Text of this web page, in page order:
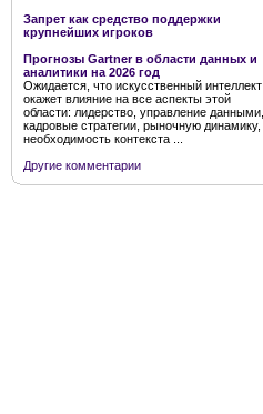
Запрет как средство поддержки
крупнейших игроков
Прогнозы Gartner в области данных и
аналитики на 2026 год
Ожидается, что искусственный интеллект
окажет влияние на все аспекты этой
области: лидерство, управление данными,
кадровые стратегии, рыночную динамику,
необходимость контекста ...
Другие комментарии